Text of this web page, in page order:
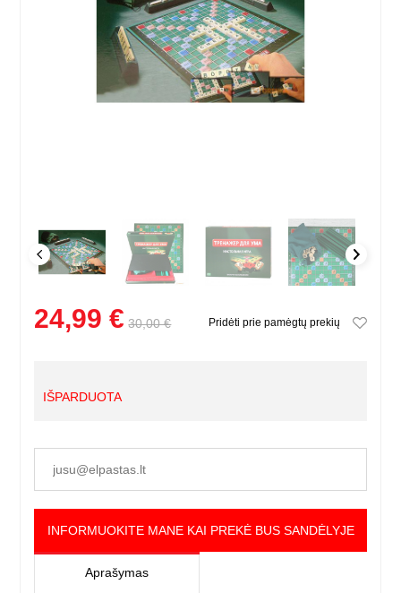
24,99 € 30,00 € Pridėti prie pamėgtų prekių
IŠPARDUOTA
INFORMUOKITE MANE KAI PREKĖ BUS SANDĖLYJE
Aprašymas